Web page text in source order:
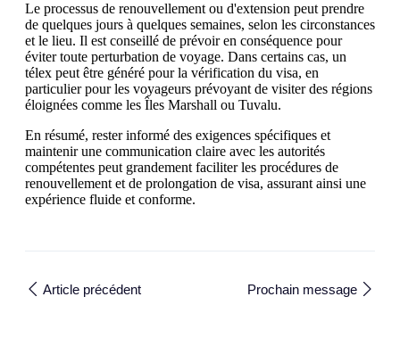
Le processus de renouvellement ou d'extension peut prendre
de quelques jours à quelques semaines, selon les circonstances
et le lieu. Il est conseillé de prévoir en conséquence pour
éviter toute perturbation de voyage. Dans certains cas, un
télex peut être généré pour la vérification du visa, en
particulier pour les voyageurs prévoyant de visiter des régions
éloignées comme les Îles Marshall ou Tuvalu.
En résumé, rester informé des exigences spécifiques et
maintenir une communication claire avec les autorités
compétentes peut grandement faciliter les procédures de
renouvellement et de prolongation de visa, assurant ainsi une
expérience fluide et conforme.
Article précédent Prochain message